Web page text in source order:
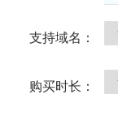
支持域名：
购买时长：